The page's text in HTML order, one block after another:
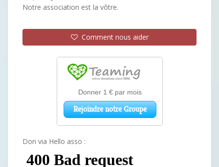
Notre association est la vôtre.
Comment nous aider
Don via Hello asso :